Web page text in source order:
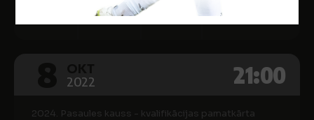
- - -
2022 21:00
2024. Pasaules kauss - kvalifikācijas pamatkārta